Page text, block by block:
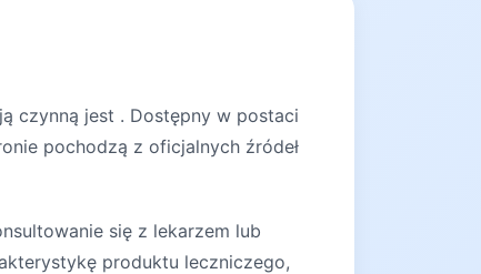
czynną jest . Dostępny w postaci
pochodzą z oficjalnych źródeł
się z lekarzem lub
produktu leczniczego,